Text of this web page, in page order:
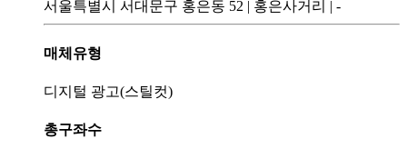
서울특별시 서대문구 홍은동 52 | 홍은사거리 | -
매체유형
디지털 광고(스틸컷)
총구좌수